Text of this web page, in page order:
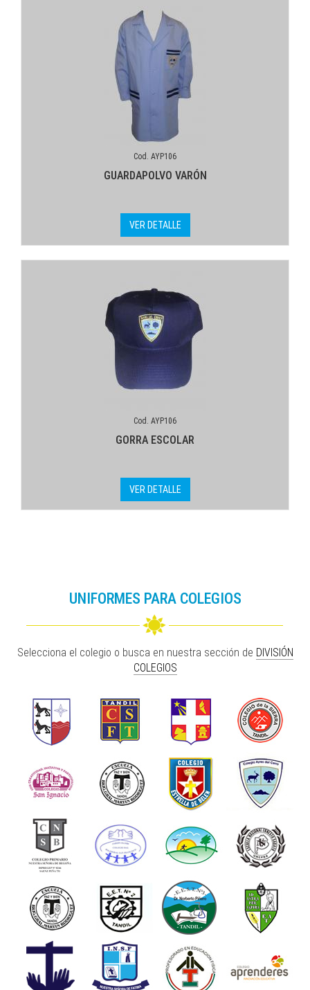
Cod. AYP106
GUARDAPOLVO VARÓN
VER DETALLE
Cod. AYP106
GORRA ESCOLAR
VER DETALLE
UNIFORMES PARA COLEGIOS
Selecciona el colegio o busca en nuestra sección de DIVISIÓN
COLEGIOS